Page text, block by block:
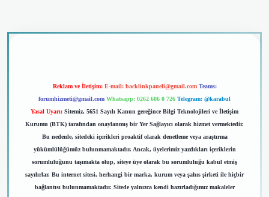
Reklam ve İletişim: E-mail: backlinkpaneli@gmail.com Teams:
forumhizmeti@gmail.com Whatsapp: 0262 606 0 726 Telegram: @karabul
Yasal Uyarı: Sitemiz, 5651 Sayılı Kanun gereğince Bilgi Teknolojileri ve İletişim
Kurumu (BTK) tarafından onaylanmış bir Yer Sağlayıcı olarak hizmet vermektedir.
Bu nedenle, sitedeki içerikleri proaktif olarak denetleme veya araştırma
yükümlülüğümüz bulunmamaktadır. Ancak, üyelerimiz yazdıkları içeriklerin
sorumluluğunu taşımakta olup, siteye üye olarak bu sorumluluğu kabul etmiş
sayılırlar. Bu internet sitesi, herhangi bir marka, kurum veya şahıs şirketi ile hiçbir
bağlantısı bulunmamaktadır. Sitede yalnızca kendi hazırladığımız makaleler